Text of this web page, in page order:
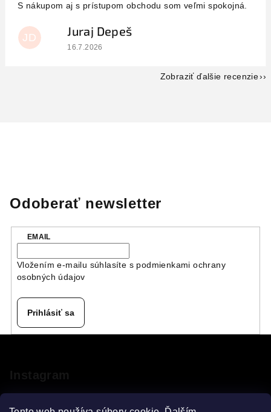
S nákupom aj s prístupom obchodu som veľmi spokojná.
JD Juraj Depeš
Hodnotenie obchodu je 5 z 5 hviezdičiek.
16.7.2026
Zobraziť ďalšie recenzie
Odoberať newsletter
EMAIL
Vložením e-mailu súhlasíte s podmienkami ochrany
osobných údajov
Prihlásiť sa
ä